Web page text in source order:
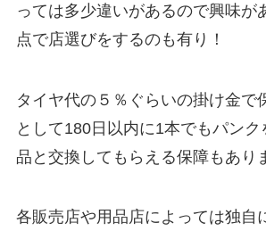
っては多少違いがあるので興味が
点で店選びをするのも有り！
タイヤ代の５％ぐらいの掛け金で
として180日以内に1本でもパン
品と交換してもらえる保障もあり
各販売店や用品店によっては独自